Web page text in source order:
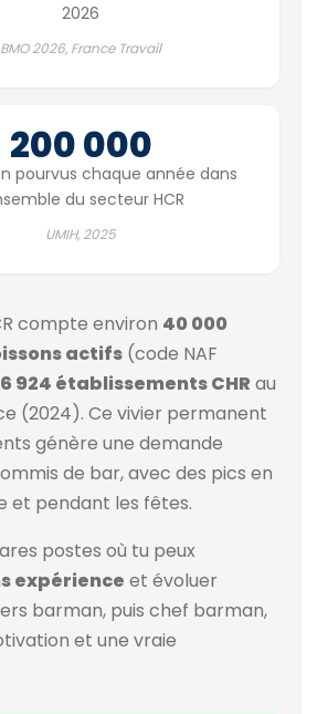
2026
BMO 2026, France Travail
200 000
pourvus chaque année dans
du secteur HCR
UMIH, 2025
compte environ 40 000
actifs (code NAF
924 établissements CHR au
(2024). Ce vivier permanent
génère une demande
de bar, avec des pics en
et pendant les fêtes.
postes où tu peux
expérience et évoluer
barman, puis chef barman,
et une vraie